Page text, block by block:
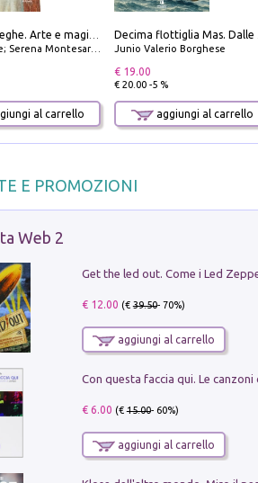
Serena Montesarchio
al carrello
Junio Valerio Borghese
€ 19.00
€ 20.00 -5 %
aggiungi al carrello
E PROMOZIONI
Web 2
€ 12.00 (€39.50- 70%)
aggiungi al carrello
€ 6.00 (€15.00- 60%)
aggiungi al carrello